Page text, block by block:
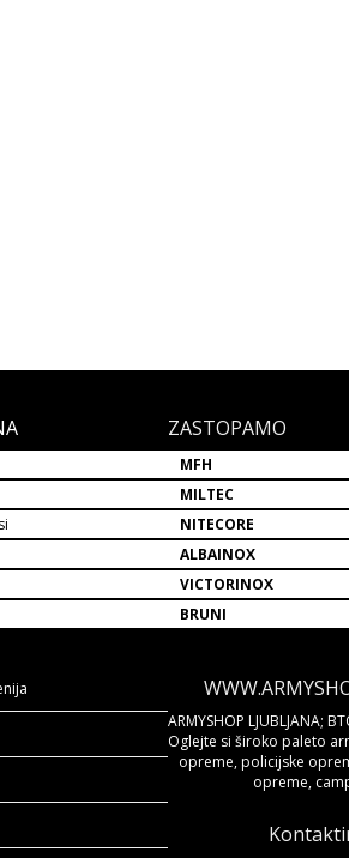
ZASTOPAMO
MFH
MILTEC
NITECORE
ALBAINOX
VICTORINOX
BRUNI
ARMYSHOP LJUBLJANA;
Oglejte si široko paleto
opreme, policijske
opreme,